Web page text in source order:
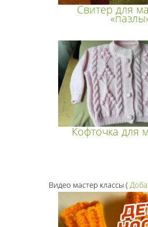
Свитер для
Кофточка для
Видео мастер классы(